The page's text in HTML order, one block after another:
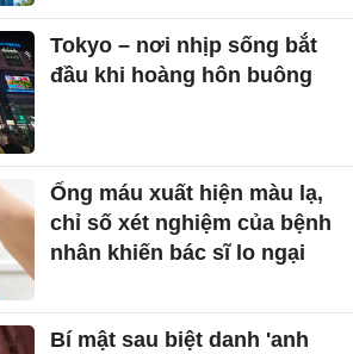
Tokyo – nơi nhịp sống bắt
đầu khi hoàng hôn buông
Ống máu xuất hiện màu lạ,
chỉ số xét nghiệm của bệnh
nhân khiến bác sĩ lo ngại
Bí mật sau biệt danh 'anh